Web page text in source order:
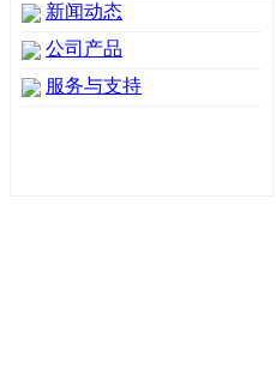
新闻动态
公司产品
服务与支持